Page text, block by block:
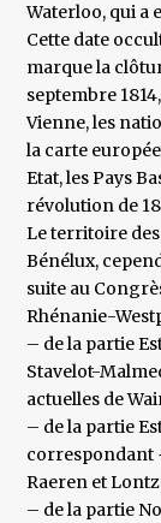
Waterloo, qui a
Cette date
marque la
septembre
Vienne, les
la carte
Etat, les Pays
révolution de
Le territoire
Bénélux,
suite au
Rhénanie-
– de la partie
Stavelot-
actuelles de
– de la partie
correspondant
Raeren et
– de la partie